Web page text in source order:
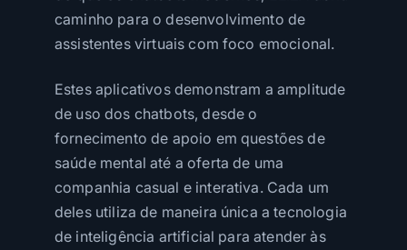
caminho para o desenvolvimento de
assistentes virtuais com foco emocional.
Estes aplicativos demonstram a amplitude
de uso dos chatbots, desde o
fornecimento de apoio em questões de
saúde mental até a oferta de uma
companhia casual e interativa. Cada um
deles utiliza de maneira única a tecnologia
de inteligência artificial para atender às